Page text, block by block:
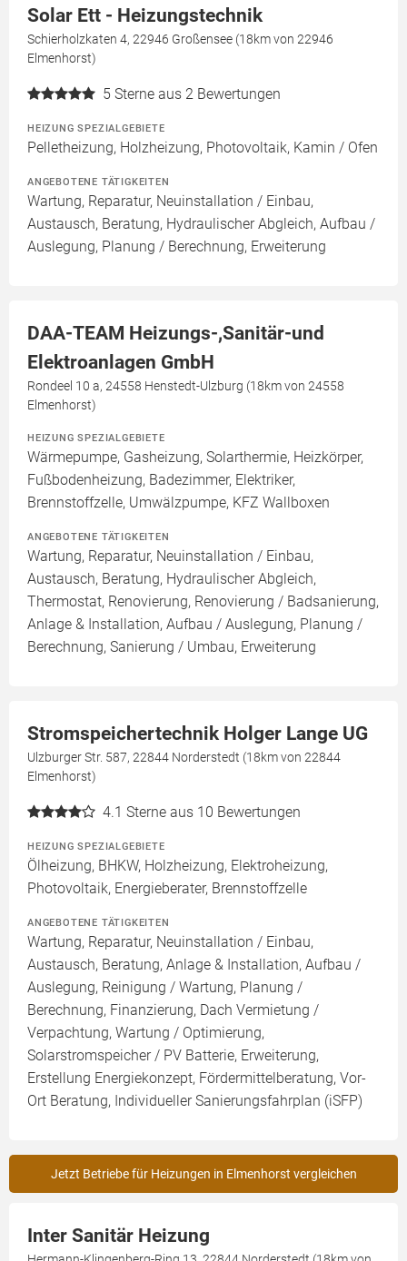
Solar Ett - Heizungstechnik
Schierholzkaten 4, 22946 Großensee (18km von 22946
Elmenhorst)
5 Sterne aus 2 Bewertungen
HEIZUNG SPEZIALGEBIETE
Pelletheizung, Holzheizung, Photovoltaik, Kamin / Ofen
ANGEBOTENE TÄTIGKEITEN
Wartung, Reparatur, Neuinstallation / Einbau,
Austausch, Beratung, Hydraulischer Abgleich, Aufbau /
Auslegung, Planung / Berechnung, Erweiterung
DAA-TEAM Heizungs-,Sanitär-und
Elektroanlagen GmbH
Rondeel 10 a, 24558 Henstedt-Ulzburg (18km von 24558
Elmenhorst)
HEIZUNG SPEZIALGEBIETE
Wärmepumpe, Gasheizung, Solarthermie, Heizkörper,
Fußbodenheizung, Badezimmer, Elektriker,
Brennstoffzelle, Umwälzpumpe, KFZ Wallboxen
ANGEBOTENE TÄTIGKEITEN
Wartung, Reparatur, Neuinstallation / Einbau,
Austausch, Beratung, Hydraulischer Abgleich,
Thermostat, Renovierung, Renovierung / Badsanierung,
Anlage & Installation, Aufbau / Auslegung, Planung /
Berechnung, Sanierung / Umbau, Erweiterung
Stromspeichertechnik Holger Lange UG
Ulzburger Str. 587, 22844 Norderstedt (18km von 22844
Elmenhorst)
4.1 Sterne aus 10 Bewertungen
HEIZUNG SPEZIALGEBIETE
Ölheizung, BHKW, Holzheizung, Elektroheizung,
Photovoltaik, Energieberater, Brennstoffzelle
ANGEBOTENE TÄTIGKEITEN
Wartung, Reparatur, Neuinstallation / Einbau,
Austausch, Beratung, Anlage & Installation, Aufbau /
Auslegung, Reinigung / Wartung, Planung /
Berechnung, Finanzierung, Dach Vermietung /
Verpachtung, Wartung / Optimierung,
Solarstromspeicher / PV Batterie, Erweiterung,
Erstellung Energiekonzept, Fördermittelberatung, Vor-
Ort Beratung, Individueller Sanierungsfahrplan (iSFP)
Jetzt Betriebe für Heizungen in Elmenhorst vergleichen
Inter Sanitär Heizung